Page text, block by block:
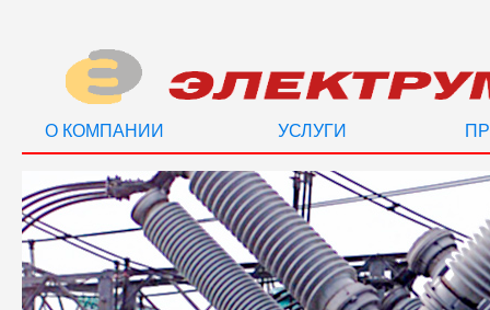
О КОМПАНИИ УСЛУГИ